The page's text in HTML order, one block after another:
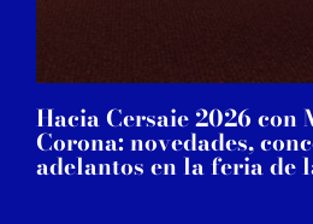
Hacia Cersaie 2026 con
Corona: novedades,
adelantos en la feria de